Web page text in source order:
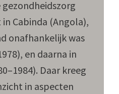
Cabinda (Angola),
onafhankelijk was
en daarna in
Daar kreeg
in aspecten